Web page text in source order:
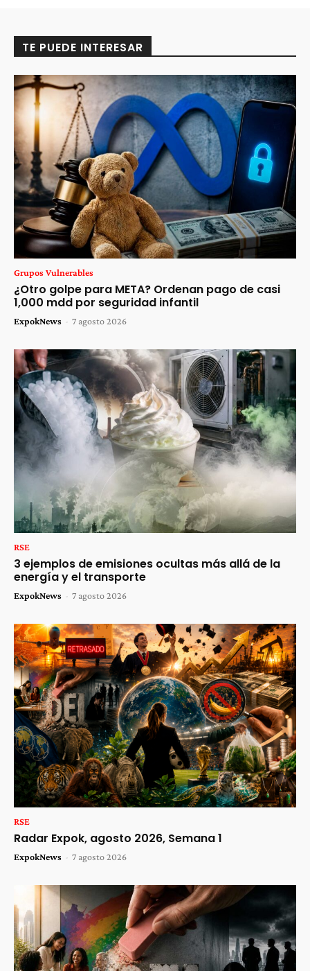
TE PUEDE INTERESAR
Grupos Vulnerables
¿Otro golpe para META? Ordenan pago de casi
1,000 mdd por seguridad infantil
ExpokNews - 7 agosto 2026
RSE
3 ejemplos de emisiones ocultas más allá de la
energía y el transporte
ExpokNews - 7 agosto 2026
RSE
Radar Expok, agosto 2026, Semana 1
ExpokNews - 7 agosto 2026